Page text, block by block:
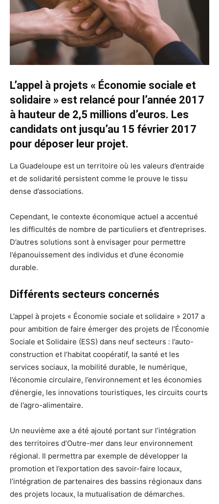
L’appel à projets « Économie sociale et
solidaire » est relancé pour l’année 2017
à hauteur de 2,5 millions d’euros. Les
candidats ont jusqu’au 15 février 2017
pour déposer leur projet.
La Guadeloupe est un territoire où les valeurs d’entraide
et de solidarité persistent comme le prouve le tissu
dense d’associations.
Cependant, le contexte économique actuel a accentué
les difficultés de nombre de particuliers et d’entreprises.
D’autres solutions sont à envisager pour permettre
l’épanouissement des individus et d’une économie
durable.
Différents secteurs concernés
L’appel à projets « Économie sociale et solidaire » 2017 a
pour ambition de faire émerger des projets de l’Économie
Sociale et Solidaire (ESS) dans neuf secteurs : l’auto-
construction et l’habitat coopératif, la santé et les
services sociaux, la mobilité durable, le numérique,
l’économie circulaire, l’environnement et les économies
d’énergie, les innovations touristiques, les circuits courts
de l’agro-alimentaire.
Un neuvième axe a été ajouté portant sur l’intégration
des territoires d’Outre-mer dans leur environnement
régional. Il permettra par exemple de développer la
promotion et l’exportation des savoir-faire locaux,
l’intégration de partenaires des bassins régionaux dans
des projets locaux, la mutualisation de démarches.